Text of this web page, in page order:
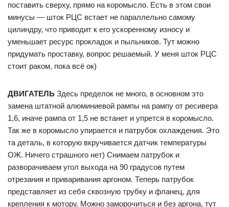
поставить сверху, прямо на коромысло. Есть в этом свои
минусы — шток РЦС встает не параллельно самому
цилиндру, что приводит к его ускоренному износу и
уменьшает ресурс прокладок и пыльников. Тут можно
придумать проставку, вопрос решаемый. У меня шток РЦС
стоит раком, пока всё ок)
ДВИГАТЕЛЬ Здесь пределок не много, в основном это
замена штатной алюминиевой рампы на рампу от ресивера
1,6, иначе рампа от 1,5 не встанет и упрется в коромысло.
Так же в коромысло упирается и патрубок охлаждения. Это
та деталь, в которую вкручивается датчик температуры
ОЖ. Ничего страшного нет) Снимаем патрубок и
разворачиваем угол выхода на 90 градусов путем
отрезания и приваривания аргоном. Теперь патрубок
представляет из себя сквозную трубку и фланец, для
крепления к мотору. Можно заморочиться и без аргона, тут